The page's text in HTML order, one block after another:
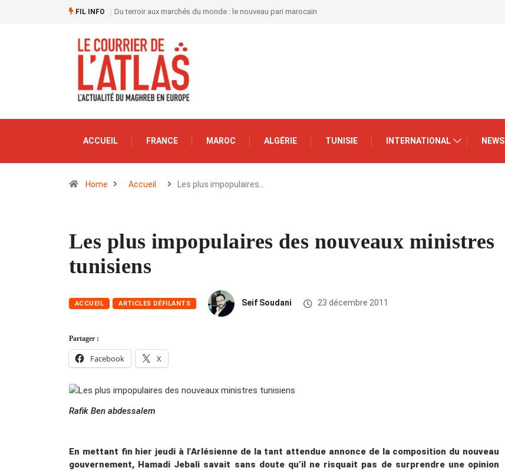
FIL INFO Du terroir aux marchés du monde : le nouveau pari marocain
ACCUEIL FRANCE MAROC ALGÉRIE TUNISIE INTERNATIONAL NEWS
Home Accueil Les plus impopulaires…
Les plus impopulaires des nouveaux ministres
tunisiens
ACCUEIL ARTICLES DÉFILANTS Seif Soudani 23 décembre 2011
Partager :
Facebook X
Rafik Ben abdessalem
En mettant fin hier jeudi à l’Arlésienne de la tant attendue annonce de la composition du nouveau
gouvernement, Hamadi Jebali savait sans doute qu’il ne risquait pas de surprendre une opinion